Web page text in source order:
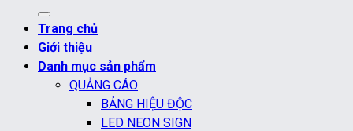
kiếm:
Trang chủ
Giới thiệu
Danh mục sản phẩm
QUẢNG CÁO
BẢNG HIỆU ĐỘC
LED NEON SIGN